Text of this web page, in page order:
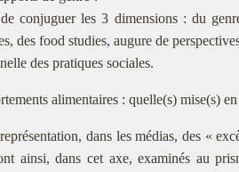
conjuguer les 3 dimensions : du
des food studies, augure de
des pratiques sociales.
alimentaires : quelle(s) mise(s)
dans les médias, des «
ainsi, dans cet axe, examinés au